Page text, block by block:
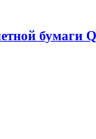
бумаги